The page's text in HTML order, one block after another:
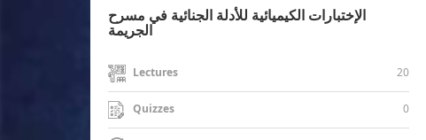
الإختبارات الكيميائية للأدلة الجنائية في مسرح
الجريمة
Lectures 20
Quizzes 0